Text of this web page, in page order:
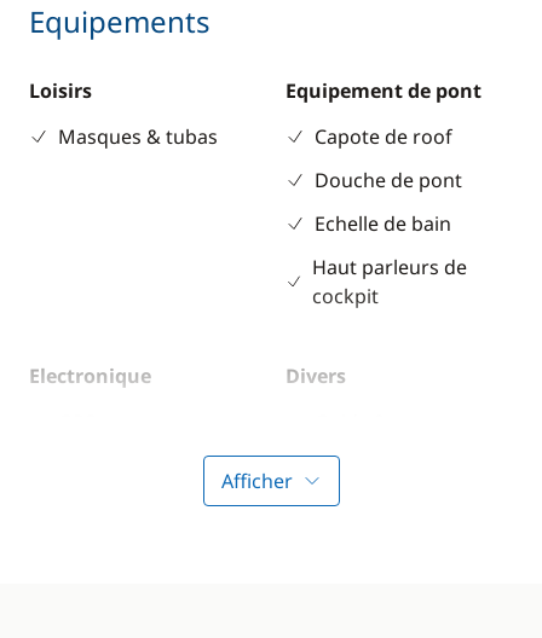
Equipements
Loisirs
Masques & tubas
Equipement de pont
Capote de roof
Douche de pont
Echelle de bain
Haut parleurs de
cockpit
Electronique
Lecteur de cartes
Pilote automatique
Divers
Afficher